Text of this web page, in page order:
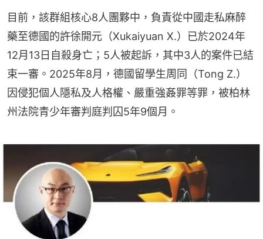
目前，該群組核心8人團夥中，負責從中國走私麻醉
藥至德國的許徐開元（Xukaiyuan X.）已於2024年
12月13日自殺身亡；5人被起訴，其中3人的案件已結
束一審。2025年8月，德國留學生周同（Tong Z.）
因侵犯個人隱私及人格權、嚴重強姦罪等罪，被柏林
州法院青少年審判庭判囚5年9個月。